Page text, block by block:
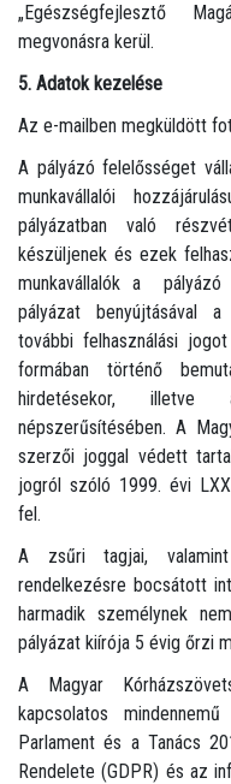
„Egészségfejlesztő
megvonásra kerül.
5. Adatok kezelése
Az e-mailben megküldött
A pályázó felelősséget
munkavállalói
pályázatban való
készüljenek és ezek
munkavállalók a
pályázat benyújtásával
további felhasználási
formában történő
hirdetésekor, illetve
népszerűsítésében. A
szerzői joggal védett
jogról szóló 1999. évi
fel.
A zsűri tagjai,
rendelkezésre bocsátott
harmadik személynek
pályázat kiírója 5 évig őrzi
A Magyar
kapcsolatos
Parlament és a Tanács
Rendelete (GDPR) és az